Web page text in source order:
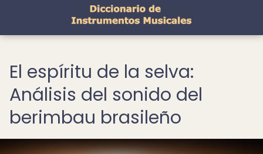
El espíritu de la selva:
Análisis del sonido del
berimbau brasileño